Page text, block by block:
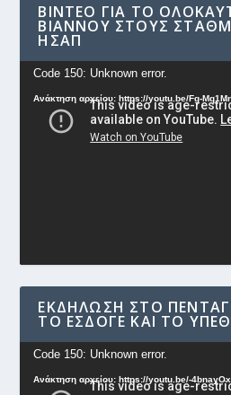
ΒΊΝΤΕΟ ΓΙΑ ΤΟ
ΒΙΆΝΝΟΥ ΣΤΟΥΣ
ΗΣΑΠ
Πρόγραμμα
Αναπαραγωγής
Βίντεο
Code 150: Unknown error.
Ανάκτηση αρχείου: https://youtu.be/Fg-
ΕΚΔΉΛΩΣΗ ΣΤΟ
ΤΟ ΕΣΔΟΓΕ ΚΑΙ ΤΟ
Πρόγραμμα
Αναπαραγωγής
Code 150: Unknown error.
Ανάκτηση αρχείου: https://youtu.be/-